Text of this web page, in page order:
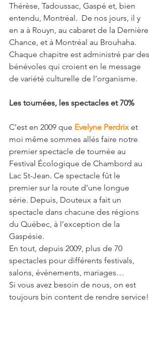
Thérèse, Tadoussac, Gaspé et, bien
entendu, Montréal.  De nos jours, il y
en a à Rouyn, au cabaret de la Dernière
Chance, et à Montréal au Brouhaha.
Chaque chapitre est administré par des
bénévoles qui croient en le message
de variété culturelle de l’organisme.
Les tournées, les spectacles et 70%
C’est en 2009 que Evelyne Perdrix et
moi même sommes allés faire notre
premier spectacle de tournée au
Festival Écologique de Chambord au
Lac St-Jean. Ce spectacle fût le
premier sur la route d’une longue
série. Depuis, Douteux a fait un
spectacle dans chacune des régions
du Québec, à l’exception de la
Gaspésie.
En tout, depuis 2009, plus de 70
spectacles pour différents festivals,
salons, événements, mariages…
Si vous avez besoin de nous, on est
toujours bin content de rendre service!